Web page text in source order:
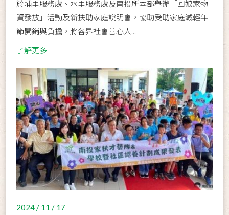
於埔里服務處、水里服務處及南投所本部舉辦「回娘家物
資發放」活動及新扶助家庭說明會，協助受助家庭減輕年
節開銷與負擔，將各界社會善心人...
了解更多
2024 / 11 / 17